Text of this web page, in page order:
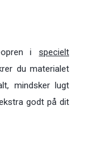
ispecielt
du materialet
mindsker lugt
godt på dit